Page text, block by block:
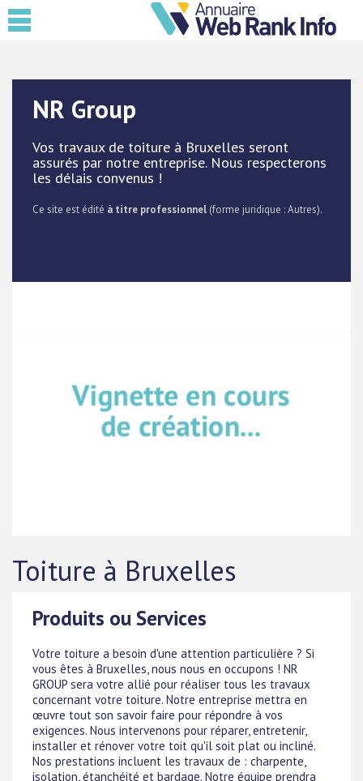
NR Group
Vos travaux de toiture à Bruxelles seront
assurés par notre entreprise. Nous respecterons
les délais convenus !
Ce site est édité à titre professionnel (forme juridique : Autres).
Toiture à Bruxelles
Produits ou Services
Votre toiture a besoin d'une attention particulière ? Si
vous êtes à Bruxelles, nous nous en occupons ! NR
GROUP sera votre allié pour réaliser tous les travaux
concernant votre toiture. Notre entreprise mettra en
œuvre tout son savoir faire pour répondre à vos
exigences. Nous intervenons pour réparer, entretenir,
installer et rénover votre toit qu'il soit plat ou incliné.
Nos prestations incluent les travaux de : charpente,
isolation, étanchéité et bardage. Notre équipe prendra